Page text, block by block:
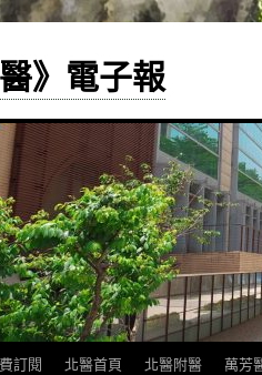
》電子報
訂閱 北醫首頁 北醫附醫 萬芳